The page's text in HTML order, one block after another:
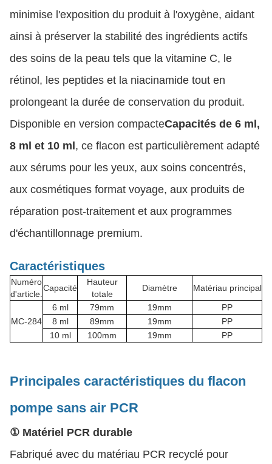
minimise l'exposition du produit à l'oxygène, aidant
ainsi à préserver la stabilité des ingrédients actifs
des soins de la peau tels que la vitamine C, le
rétinol, les peptides et la niacinamide tout en
prolongeant la durée de conservation du produit.
Disponible en version compacteCapacités de 6 ml,
8 ml et 10 ml , ce flacon est particulièrement adapté
aux sérums pour les yeux, aux soins concentrés,
aux cosmétiques format voyage, aux produits de
réparation post-traitement et aux programmes
d'échantillonnage premium.
Caractéristiques
Numéro
d'article.
Capacité
Hauteur
totale
Diamètre Matériau principal
MC-284
6 ml 79mm 19mm
PP
8 ml
89mm 19mm
PP
10 ml
100mm 19mm PP
Principales caractéristiques du flacon
pompe sans air PCR
① Matériel PCR durable
Fabriqué avec du matériau PCR recyclé pour